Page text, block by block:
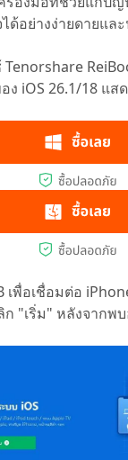
ได้อย่างง่ายดายแล
ง iOS 26.1/18 แส
เพื่อเชื่อมต่อ
ก "เริ่ม" หลังจากพ